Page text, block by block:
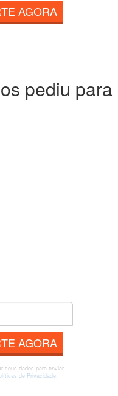
AGORA
pediu para
AGORA
seus dados para enviar
de Privacidade.